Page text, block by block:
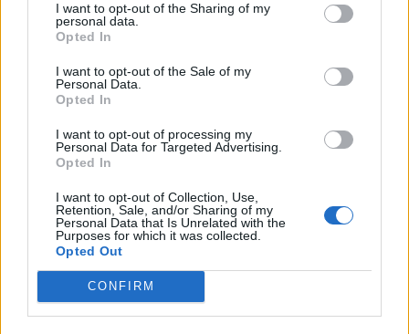
I want to opt-out of the Sharing of my
personal data.
Opted In
I want to opt-out of the Sale of my
Personal Data.
Opted In
I want to opt-out of processing my
Personal Data for Targeted Advertising.
Opted In
I want to opt-out of Collection, Use,
Retention, Sale, and/or Sharing of my
Personal Data that Is Unrelated with the
Purposes for which it was collected.
Opted Out
CONFIRM